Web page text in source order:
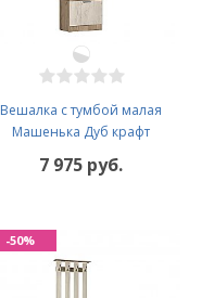
Вешалка с тумбой малая
Машенька Дуб крафт
7 975 руб.
-50%